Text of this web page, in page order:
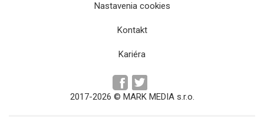
Zoltána Andruskóa čaká ďalšia výpoveď
Nastavenia cookies
Kontakt
Kariéra
2017-2026 © MARK MEDIA s.r.o.